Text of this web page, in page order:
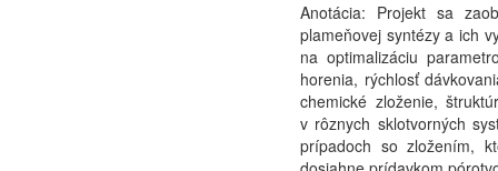
Anotácia: Projekt sa
plameňovej syntézy a ich
na optimalizáciu
horenia, rýchlosť
chemické zloženie,
v rôznych sklotvorných
prípadoch so zložením,